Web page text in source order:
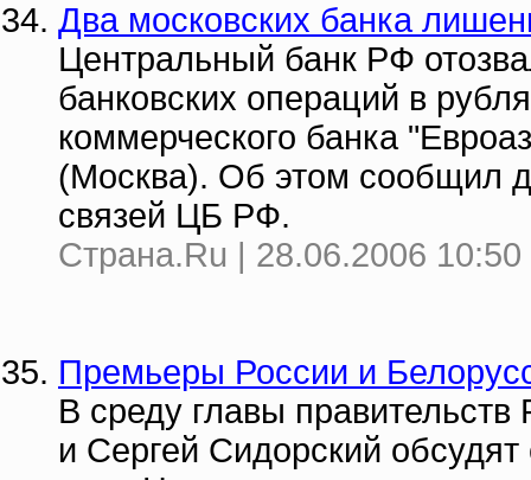
Два московских банка
Центральный банк РФ
банковских операций в
коммерческого банка
(Москва). Об этом сообщил
связей ЦБ РФ.
Страна.Ru | 28.06.2006 10:50
Премьеры России и
В среду главы
и Сергей Сидорский